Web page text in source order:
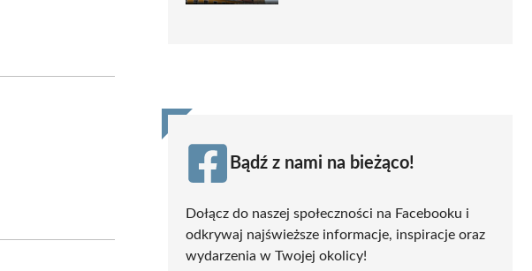
Bądź z nami na bieżąco!
Dołącz do naszej społeczności na Facebooku i
odkrywaj najświeższe informacje, inspiracje oraz
wydarzenia w Twojej okolicy!